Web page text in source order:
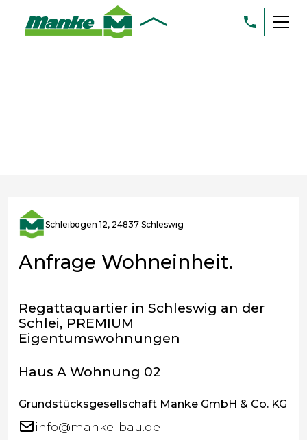
Schleibogen 12, 24837 Schleswig
Anfrage Wohneinheit.
Regattaquartier in Schleswig an der
Schlei, PREMIUM
Eigentumswohnungen
Haus A Wohnung 02
Grundstücksgesellschaft Manke GmbH & Co. KG
info@manke-bau.de